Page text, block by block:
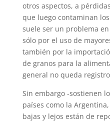
otros aspectos, a
que luego contaminan
suele ser un problema
sólo por el uso de
también por la
de granos para la
general no queda
Sin embargo -sostienen
países como la
bajas y lejos están de